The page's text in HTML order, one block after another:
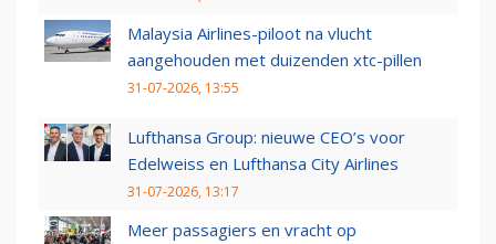
Malaysia Airlines-piloot na vlucht
aangehouden met duizenden xtc-pillen
31-07-2026, 13:55
Lufthansa Group: nieuwe CEO’s voor
Edelweiss en Lufthansa City Airlines
31-07-2026, 13:17
Meer passagiers en vracht op